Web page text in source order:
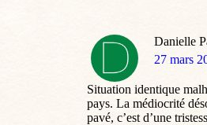
Danielle
dit
27 mars
Situation identique
pays. La médiocrité
pavé, c’est d’une